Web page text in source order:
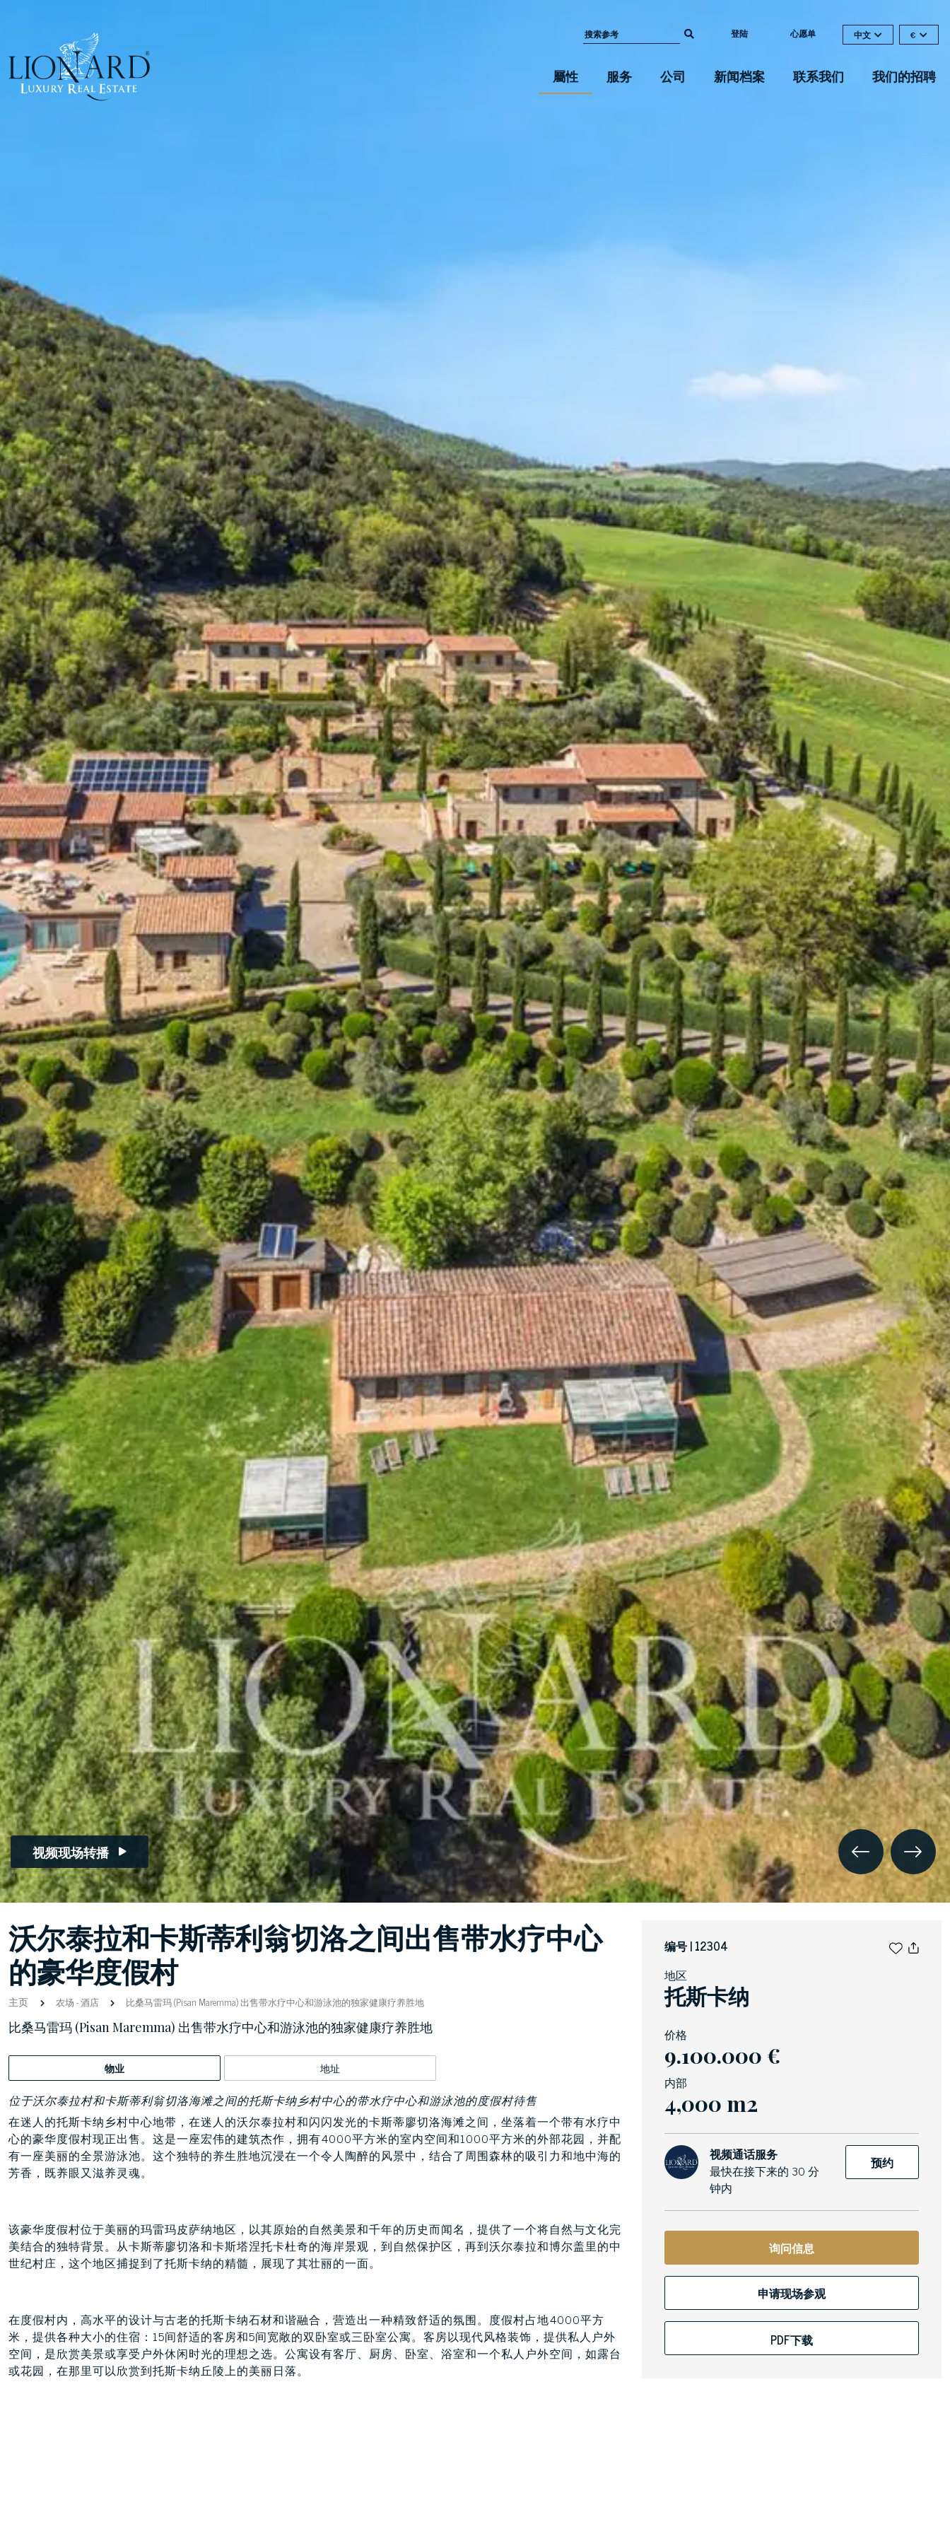
登陆 心愿单 中文 €
屬性 服务 公司 新闻档案 联系我们 我们的招聘
视频现场转播
沃尔泰拉和卡斯蒂利翁切洛之间出售带水疗中心
的豪华度假村
主页 农场-酒店 比桑马雷玛 (Pisan Maremma) 出售带水疗中心和游泳池的独家健康疗养胜地
比桑马雷玛 (Pisan Maremma) 出售带水疗中心和游泳池的独家健康疗养胜地
物业 地址
位于沃尔泰拉村和卡斯蒂利翁切洛海滩之间的托斯卡纳乡村中心的带水疗中心和游泳池的度假村待售
在迷人的托斯卡纳乡村中心地带，在迷人的沃尔泰拉村和闪闪发光的卡斯蒂廖切洛海滩之间，坐落着一个带有水疗中
心的豪华度假村现正出售。这是一座宏伟的建筑杰作，拥有4000平方米的室内空间和1000平方米的外部花园，并配
有一座美丽的全景游泳池。这个独特的养生胜地沉浸在一个令人陶醉的风景中，结合了周围森林的吸引力和地中海的
芳香，既养眼又滋养灵魂。
该豪华度假村位于美丽的玛雷玛皮萨纳地区，以其原始的自然美景和千年的历史而闻名，提供了一个将自然与文化完
美结合的独特背景。从卡斯蒂廖切洛和卡斯塔涅托卡杜奇的海岸景观，到自然保护区，再到沃尔泰拉和博尔盖里的中
世纪村庄，这个地区捕捉到了托斯卡纳的精髓，展现了其壮丽的一面。
在度假村内，高水平的设计与古老的托斯卡纳石材和谐融合，营造出一种精致舒适的氛围。度假村占地4000平方
米，提供各种大小的住宿：15间舒适的客房和5间宽敞的双卧室或三卧室公寓。客房以现代风格装饰，提供私人户外
空间，是欣赏美景或享受户外休闲时光的理想之选。公寓设有客厅、厨房、卧室、浴室和一个私人户外空间，如露台
或花园，在那里可以欣赏到托斯卡纳丘陵上的美丽日落。
编号 | 12304
地区
托斯卡纳
价格
9.100.000 €
内部
4,000 m2
视频通话服务
最快在接下来的 30 分
钟内
预约
询问信息
申请现场参观
PDF下载